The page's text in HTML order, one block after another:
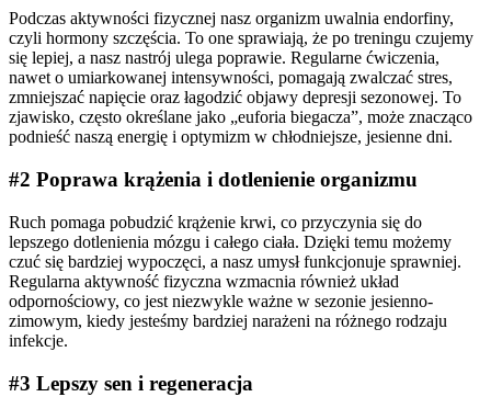
Podczas aktywności fizycznej nasz organizm uwalnia endorfiny,
czyli hormony szczęścia. To one sprawiają, że po treningu czujemy
się lepiej, a nasz nastrój ulega poprawie. Regularne ćwiczenia,
nawet o umiarkowanej intensywności, pomagają zwalczać stres,
zmniejszać napięcie oraz łagodzić objawy depresji sezonowej. To
zjawisko, często określane jako „euforia biegacza”, może znacząco
podnieść naszą energię i optymizm w chłodniejsze, jesienne dni.
#2 Poprawa krążenia i dotlenienie organizmu
Ruch pomaga pobudzić krążenie krwi, co przyczynia się do
lepszego dotlenienia mózgu i całego ciała. Dzięki temu możemy
czuć się bardziej wypoczęci, a nasz umysł funkcjonuje sprawniej.
Regularna aktywność fizyczna wzmacnia również układ
odpornościowy, co jest niezwykle ważne w sezonie jesienno-
zimowym, kiedy jesteśmy bardziej narażeni na różnego rodzaju
infekcje.
#3 Lepszy sen i regeneracja